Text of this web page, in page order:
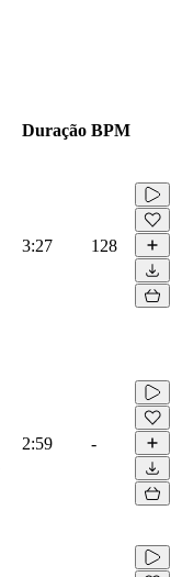
Duração BPM
3:27 128
2:59 -